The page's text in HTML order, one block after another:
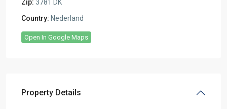
Zip: 3781 DK
Country: Nederland
Open In Google Maps
Property Details